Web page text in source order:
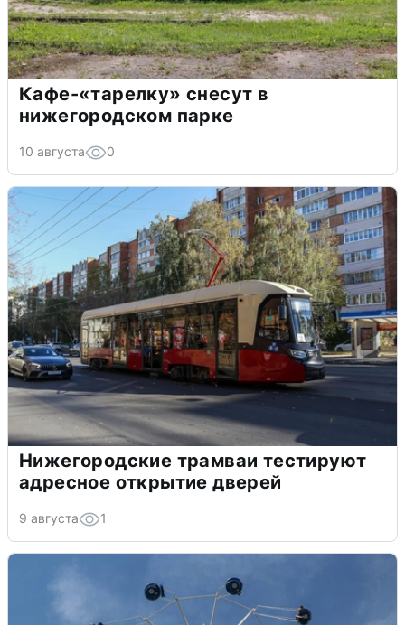
Кафе-«тарелку» снесут в
нижегородском парке
10 августа 0
Нижегородские трамваи тестируют
адресное открытие дверей
9 августа 1